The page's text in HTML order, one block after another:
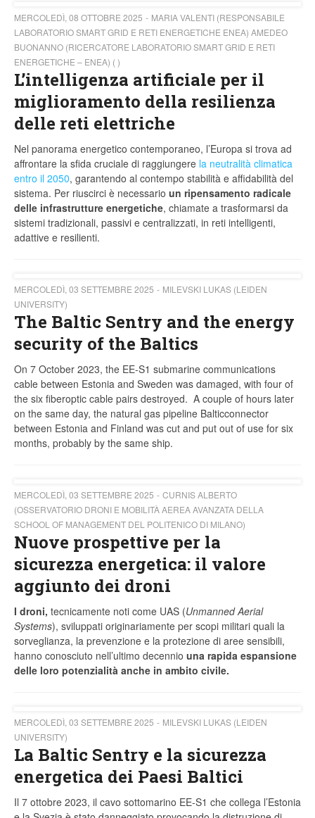
MERCOLEDÌ, 08 OTTOBRE 2025
MARIA VALENTI (RESPONSABILE
LABORATORIO SMART GRID E RETI ENERGETICHE ENEA) AMEDEO
BUONANNO (RICERCATORE LABORATORIO SMART GRID E RETI
ENERGETICHE – ENEA) ( )
L’intelligenza artificiale per il
miglioramento della resilienza
delle reti elettriche
Nel panorama energetico contemporaneo, l’Europa si trova ad
affrontare la sfida cruciale di raggiungere la neutralità climatica
entro il 2050, garantendo al contempo stabilità e affidabilità del
sistema. Per riuscirci è necessario un ripensamento radicale
delle infrastrutture energetiche, chiamate a trasformarsi da
sistemi tradizionali, passivi e centralizzati, in reti intelligenti,
adattive e resilienti.
MERCOLEDÌ, 03 SETTEMBRE 2025
MILEVSKI LUKAS (LEIDEN
UNIVERSITY)
The Baltic Sentry and the energy
security of the Baltics
On 7 October 2023, the EE-S1 submarine communications
cable between Estonia and Sweden was damaged, with four of
the six fiberoptic cable pairs destroyed. A couple of hours later
on the same day, the natural gas pipeline Balticconnector
between Estonia and Finland was cut and put out of use for six
months, probably by the same ship.
MERCOLEDÌ, 03 SETTEMBRE 2025
CURNIS ALBERTO
(OSSERVATORIO DRONI E MOBILITÀ AEREA AVANZATA DELLA
SCHOOL OF MANAGEMENT DEL POLITENICO DI MILANO)
Nuove prospettive per la
sicurezza energetica: il valore
aggiunto dei droni
I droni, tecnicamente noti come UAS (Unmanned Aerial
Systems), sviluppati originariamente per scopi militari quali la
sorveglianza, la prevenzione e la protezione di aree sensibili,
hanno conosciuto nell’ultimo decennio una rapida espansione
delle loro potenzialità anche in ambito civile.
MERCOLEDÌ, 03 SETTEMBRE 2025
MILEVSKI LUKAS (LEIDEN
UNIVERSITY)
La Baltic Sentry e la sicurezza
energetica dei Paesi Baltici
Il 7 ottobre 2023, il cavo sottomarino EE-S1 che collega l’Estonia